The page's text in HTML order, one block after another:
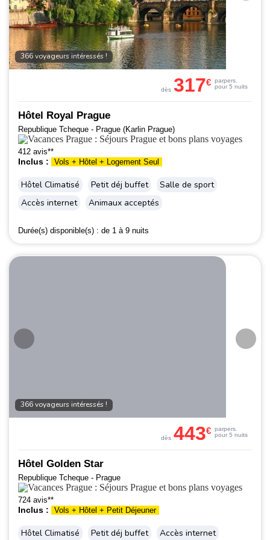
366 voyageurs intéressés !
Hôtel Royal Prague
Republique Tcheque - Prague (Karlin Prague)
412 avis**
Inclus : Vols + Hôtel + Logement Seul
Hôtel Climatisé Petit déj buffet
Salle de sport
Accès internet
Animaux acceptés
Durée(s) disponible(s) : de 1 à 9 nuits
dès 317€ parpers.
pour 5 nuits
366 voyageurs intéressés !
Hôtel Golden Star
Republique Tcheque - Prague
724 avis**
Inclus : Vols + Hôtel + Petit Déjeuner
Hôtel Climatisé Petit déj buffet Accès internet
dès 443€ parpers.
pour 5 nuits